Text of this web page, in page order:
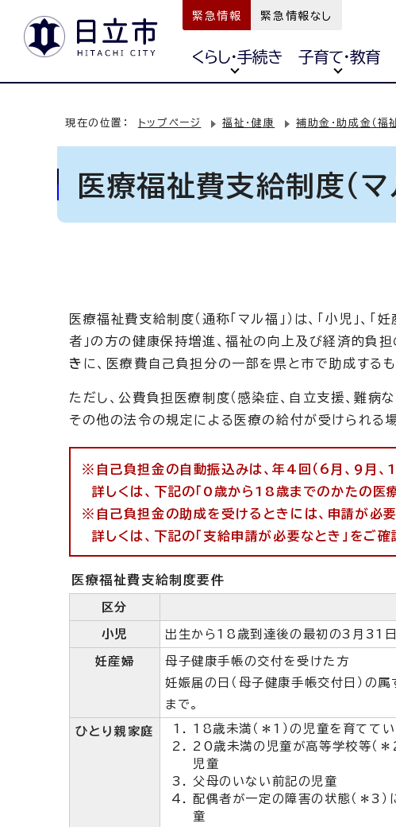
緊急情報 緊急情報なし
くらし・手続き 子育て・教育
現在の位置： トップページ 福祉・健康 補助金・助成金（福
医療福祉費支給制度（マ
医療福祉費支給制度（通称「マル福」）は、「小児」、
者」の方の健康保持増進、福祉の向上及び経済的負
き に、医療費自己負担分の一部を県と市で助成するも
ただし、公費負担医療制度（感染症、自立支援、難病
その他の法令の規定による医療の給付が受けられる
※自己負担金の自動振込みは、年4回（6月、9月、
詳しくは、下記の「0歳から18歳までのかたの医
※自己負担金の助成を受けるときには、申請が必要
詳しくは、下記の「支給申請が必要なとき」をご確
医療福祉費支給制度要件
区分
小児 出生から18歳到達後の最初の3月31
妊産婦
母子健康手帳の交付を受けた方
妊娠届の日（母子健康手帳交付日）の
まで。
ひとり親家庭
18歳未満（＊1）の児童を育てて
20歳未満の児童が高等学校等（
児童
父母のいない前記の児童
配偶者が一定の障害の状態（＊3
童